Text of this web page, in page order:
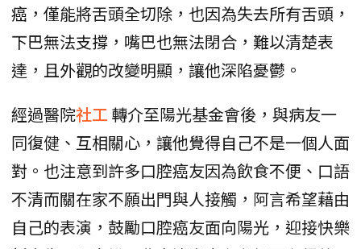
癌，僅能將舌頭全切除，也因為失去所有舌頭，
下巴無法支撐，嘴巴也無法閉合，難以清楚表
達，且外觀的改變明顯，讓他深陷憂鬱。
經過醫院社工 轉介至陽光基金會後，與病友一
同復健、互相關心，讓他覺得自己不是一個人面
對。也注意到許多口腔癌友因為飲食不便、口語
不清而關在家不願出門與人接觸，阿言希望藉由
自己的表演，鼓勵口腔癌友面向陽光，迎接快樂